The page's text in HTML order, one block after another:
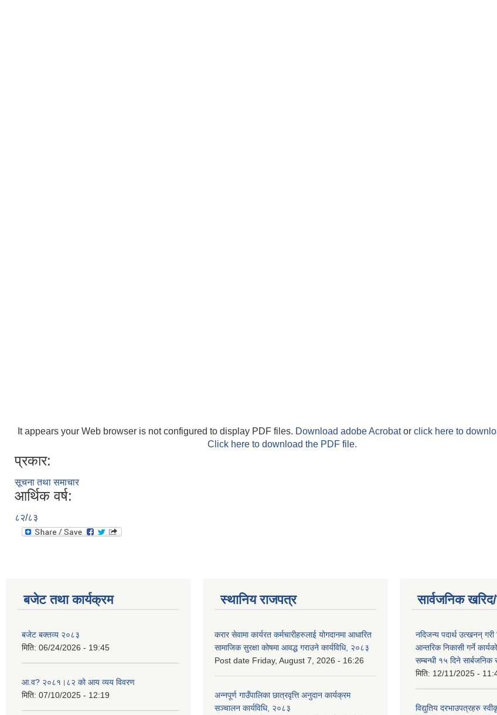
It appears your Web browser is not configured to display PDF files. Download adobe Acrobator click here to
Click here to download the PDF file.
प्रकार:
सूचना तथा समाचार
आर्थिक वर्ष:
८२/८३
बजेट तथा कार्यक्रम
बजेट बक्तव्य २०८३
मिति: 06/24/2026 - 19:45
आ.व? २०८१।८२ को आय व्यय विवरण
मिति: 07/10/2025 - 12:19
स्थानिय राजपत्र
करार सेवामा कार्यरत कर्मचारीहरुलाई योगदानमा आधारित
सामाजिक सुरक्षा कोषमा आवद्ध गराउने कार्यविधि, २०८३
Post date Friday, August 7, 2026 - 16:26
अन्नपूर्ण गाउँपालिका छात्रवृत्ति अनुदान कार्यक्रम
सञ्चालन कार्यविधि, २०८३
सार्वजनिक
नदिजन्य पदार्थ उत्खनन् गरी
आन्तरिक निकासी गर्ने
सम्बन्धी १५ दिने
मिति: 12/11/2025 -
विद्युतिय दरभाउपत्रहरु